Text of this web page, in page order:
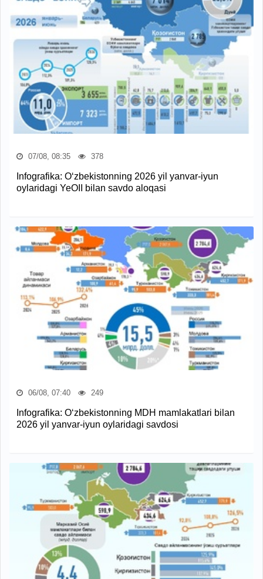
07/08, 08:35 378
Infografika: O‘zbekistonning 2026 yil yanvar-iyun
oylaridagi YeOII bilan savdo aloqasi
06/08, 07:40 249
Infografika: O‘zbekistonning MDH mamlakatlari bilan
2026 yil yanvar-iyun oylaridagi savdosi